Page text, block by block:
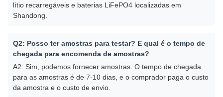
lítio recarregáveis e baterias LiFePO4 localizadas em
Shandong.
Q2: Posso ter amostras para testar? E qual é o tempo de
chegada para encomenda de amostras?
A2: Sim, podemos fornecer amostras. O tempo de chegada
para as amostras é de 7-10 dias, e o comprador paga o custo
da amostra e o custo de envio.